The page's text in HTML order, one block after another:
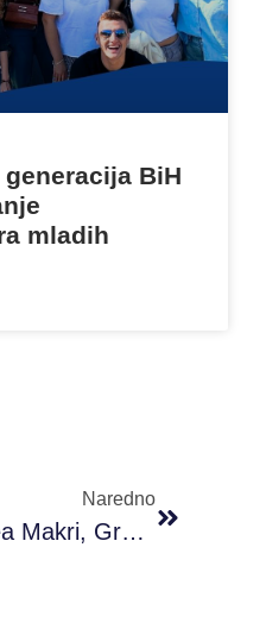
BiH
mladih
Naredno
POZIV ZA UČESNIKE/CE: It Has To Be Love – Nea Makri, Grčka